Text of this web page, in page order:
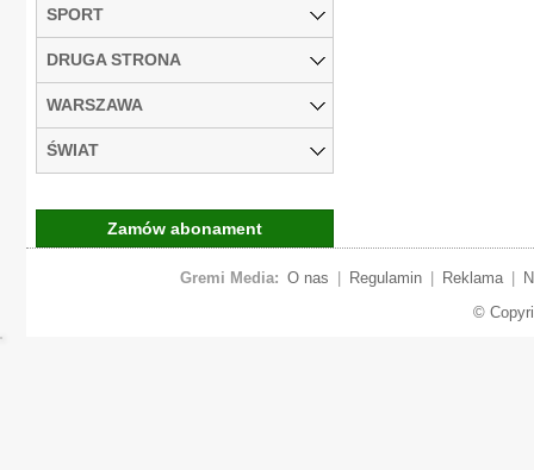
SPORT
DRUGA STRONA
WARSZAWA
ŚWIAT
Zamów abonament
Gremi Media: O nas Regulamin Reklama
©